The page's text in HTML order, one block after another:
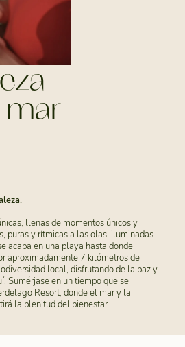
mar
llenas de momentos únicos y
puras y rítmicas a las olas, iluminadas
acaba en una playa hasta donde
aproximadamente 7 kilómetros de
local, disfrutando de la paz y
Sumérjase en un tiempo que se
Resort, donde el mar y la
la plenitud del bienestar.